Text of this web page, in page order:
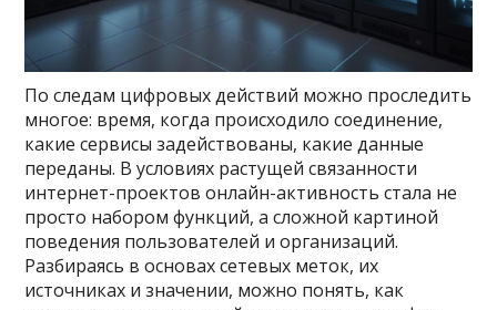
По следам цифровых действий можно проследить
многое: время, когда происходило соединение,
какие сервисы задействованы, какие данные
переданы. В условиях растущей связанности
интернет-проектов онлайн-активность стала не
просто набором функций, а сложной картиной
поведения пользователей и организаций.
Разбираясь в основах сетевых меток, их
источниках и значении, можно понять, как